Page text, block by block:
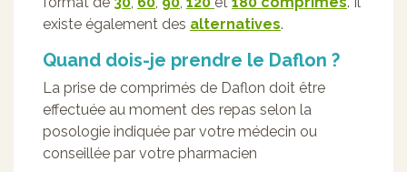
existe également des alternatives.
Quand dois-je prendre le Daflon ?
La prise de comprimés de Daflon doit être
effectuée au moment des repas selon la
posologie indiquée par votre médecin ou
conseillée par votre pharmacien